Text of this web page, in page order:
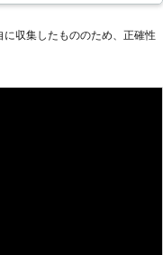
ィの技術をご利用くださ
完全に同じものにはな
きると聞きお願いし
収集したもののため、正確性